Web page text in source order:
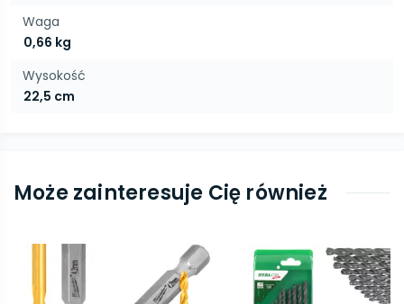
Waga
0,66 kg
Wysokość
22,5 cm
Może zainteresuje Cię również